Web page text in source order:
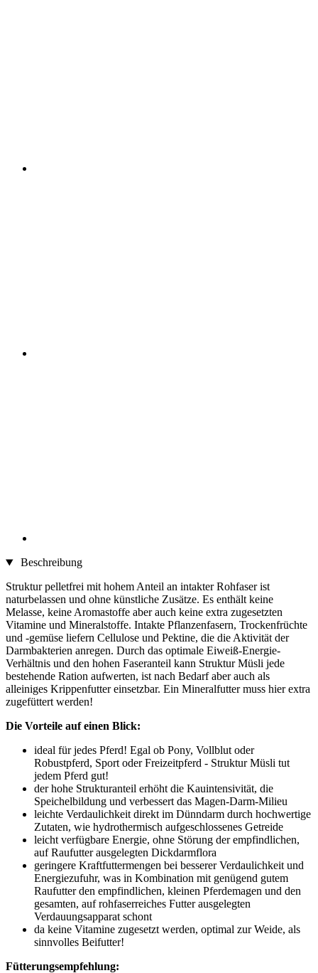
Beschreibung
Struktur pelletfrei mit hohem Anteil an intakter Rohfaser ist
naturbelassen und ohne künstliche Zusätze. Es enthält keine
Melasse, keine Aromastoffe aber auch keine extra zugesetzten
Vitamine und Mineralstoffe. Intakte Pflanzenfasern, Trockenfrüchte
und -gemüse liefern Cellulose und Pektine, die die Aktivität der
Darmbakterien anregen. Durch das optimale Eiweiß-Energie-
Verhältnis und den hohen Faseranteil kann Struktur Müsli jede
bestehende Ration aufwerten, ist nach Bedarf aber auch als
alleiniges Krippenfutter einsetzbar. Ein Mineralfutter muss hier extra
zugefüttert werden!
Die Vorteile auf einen Blick:
ideal für jedes Pferd! Egal ob Pony, Vollblut oder
Robustpferd, Sport oder Freizeitpferd - Struktur Müsli tut
jedem Pferd gut!
der hohe Strukturanteil erhöht die Kauintensivität, die
Speichelbildung und verbessert das Magen-Darm-Milieu
leichte Verdaulichkeit direkt im Dünndarm durch hochwertige
Zutaten, wie hydrothermisch aufgeschlossenes Getreide
leicht verfügbare Energie, ohne Störung der empfindlichen,
auf Raufutter ausgelegten Dickdarmflora
geringere Kraftfuttermengen bei besserer Verdaulichkeit und
Energiezufuhr, was in Kombination mit genügend gutem
Raufutter den empfindlichen, kleinen Pferdemagen und den
gesamten, auf rohfaserreiches Futter ausgelegten
Verdauungsapparat schont
da keine Vitamine zugesetzt werden, optimal zur Weide, als
sinnvolles Beifutter!
Fütterungsempfehlung: